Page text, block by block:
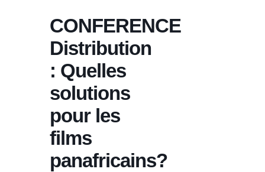
CONFERENCE
Distribution
: Quelles
solutions
pour les
films
panafricains?